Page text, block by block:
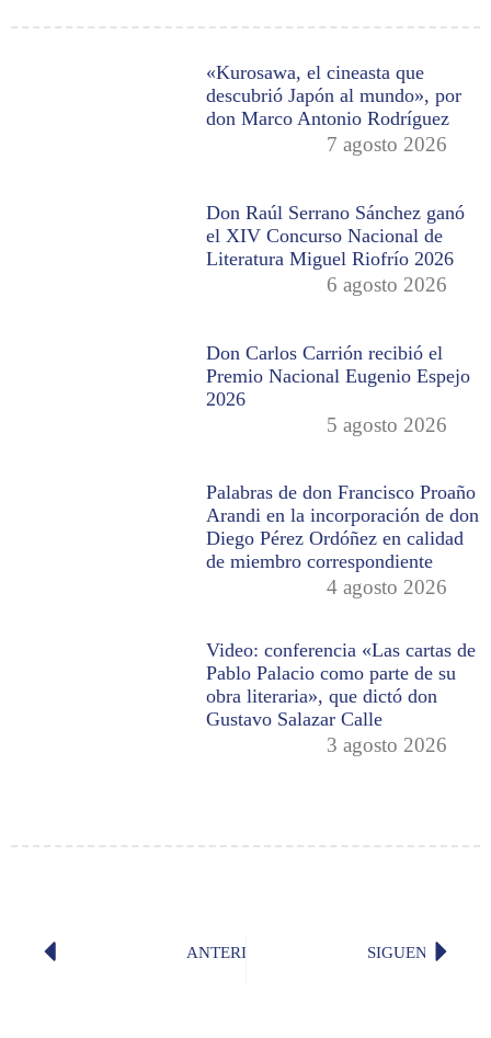
«Kurosawa, el cineasta que
descubrió Japón al mundo», por
don Marco Antonio Rodríguez
7 agosto 2026
Don Raúl Serrano Sánchez ganó
el XIV Concurso Nacional de
Literatura Miguel Riofrío 2026
6 agosto 2026
Don Carlos Carrión recibió el
Premio Nacional Eugenio Espejo
2026
5 agosto 2026
Palabras de don Francisco Proaño
Arandi en la incorporación de don
Diego Pérez Ordóñez en calidad
de miembro correspondiente
4 agosto 2026
Video: conferencia «Las cartas de
Pablo Palacio como parte de su
obra literaria», que dictó don
Gustavo Salazar Calle
3 agosto 2026
ANTERIOR «Melancoly rhapsody» (David
SIGUENTE